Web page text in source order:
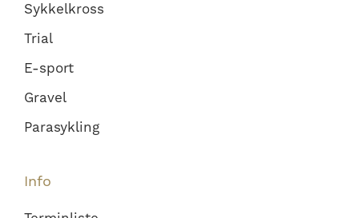
Sykkelkross
Trial
E-sport
Gravel
Parasykling
Info